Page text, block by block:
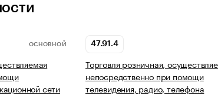
ОСНОВНОЙ
сети
47.91.4
Торговля розничная,
непосредственно при помощи
телевидения, радио, телефона